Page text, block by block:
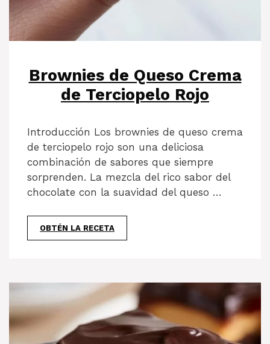
Brownies de Queso Crema
de Terciopelo Rojo
Introducción Los brownies de queso crema
de terciopelo rojo son una deliciosa
combinación de sabores que siempre
sorprenden. La mezcla del rico sabor del
chocolate con la suavidad del queso …
OBTÉN LA RECETA